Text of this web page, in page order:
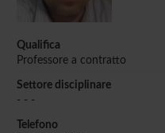
Qualifica
Professore a contratto
Settore disciplinare
- - -
Telefono